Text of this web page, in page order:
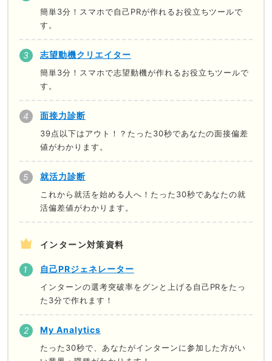
簡単3分！スマホで自己PRが作れるお役立ちツールで
す。
志望動機クリエイター
簡単3分！スマホで志望動機が作れるお役立ちツールで
す。
面接力診断
39点以下はアウト！？たった30秒であなたの面接偏差
値がわかります。
就活力診断
これから就活を始める人へ！たった30秒であなたの就
活偏差値がわかります。
インターン対策資料
自己PRジェネレーター
インターンの選考突破率をグンと上げる自己PRをたっ
た3分で作れます！
My Analytics
たった30秒で、あなたがインターンに参加した方がい